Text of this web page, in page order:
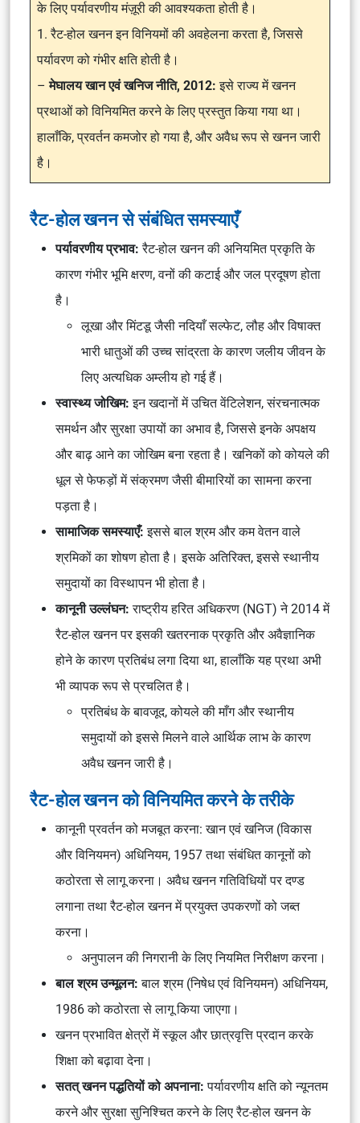
के लिए पर्यावरणीय मंज़ूरी की आवश्यकता होती है।
1. रैट-होल खनन इन विनियमों की अवहेलना करता है, जिससे
पर्यावरण को गंभीर क्षति होती है।
–मेघालय खान एवं खनिज नीति, 2012:इसे राज्य में खनन
प्रथाओं को विनियमित करने के लिए प्रस्तुत किया गया था।
हालाँकि, प्रवर्तन कमजोर हो गया है, और अवैध रूप से खनन जारी
है।
रैट-होल खनन से संबंधित समस्याएँ
पर्यावरणीय प्रभाव: रैट-होल खनन की अनियमित प्रकृति के
कारण गंभीर भूमि क्षरण, वनों की कटाई और जल प्रदूषण होता
है।
लूखा और मिंटडू जैसी नदियाँ सल्फेट, लौह और विषाक्त
भारी धातुओं की उच्च सांद्रता के कारण जलीय जीवन के
लिए अत्यधिक अम्लीय हो गई हैं।
स्वास्थ्य जोखिम: इन खदानों में उचित वेंटिलेशन, संरचनात्मक
समर्थन और सुरक्षा उपायों का अभाव है, जिससे इनके अपक्षय
और बाढ़ आने का जोखिम बना रहता है। खनिकों को कोयले की
धूल से फेफड़ों में संक्रमण जैसी बीमारियों का सामना करना
पड़ता है।
सामाजिक समस्याएँ: इससे बाल श्रम और कम वेतन वाले
श्रमिकों का शोषण होता है। इसके अतिरिक्त, इससे स्थानीय
समुदायों का विस्थापन भी होता है।
कानूनी उल्लंघन:राष्ट्रीय हरित अधिकरण (NGT) ने 2014 में
रैट-होल खनन पर इसकी खतरनाक प्रकृति और अवैज्ञानिक
होने के कारण प्रतिबंध लगा दिया था, हालाँकि यह प्रथा अभी
भी व्यापक रूप से प्रचलित है।
प्रतिबंध के बावजूद, कोयले की माँग और स्थानीय
समुदायों को इससे मिलने वाले आर्थिक लाभ के कारण
अवैध खनन जारी है।
रैट-होल खनन को विनियमित करने के तरीके
कानूनी प्रवर्तन को मजबूत करना: खान एवं खनिज (विकास
और विनियमन) अधिनियम, 1957 तथा संबंधित कानूनों को
कठोरता से लागू करना। अवैध खनन गतिविधियों पर दण्ड
लगाना तथा रैट-होल खनन में प्रयुक्त उपकरणों को जब्त
करना।
अनुपालन की निगरानी के लिए नियमित निरीक्षण करना।
बाल श्रम उन्मूलन:बाल श्रम (निषेध एवं विनियमन) अधिनियम,
1986 को कठोरता से लागू किया जाएगा।
खनन प्रभावित क्षेत्रों में स्कूल और छात्रवृत्ति प्रदान करके
शिक्षा को बढ़ावा देना।
सतत् खनन पद्धतियों को अपनाना:पर्यावरणीय क्षति को न्यूनतम
करने और सुरक्षा सुनिश्चित करने के लिए रैट-होल खनन के